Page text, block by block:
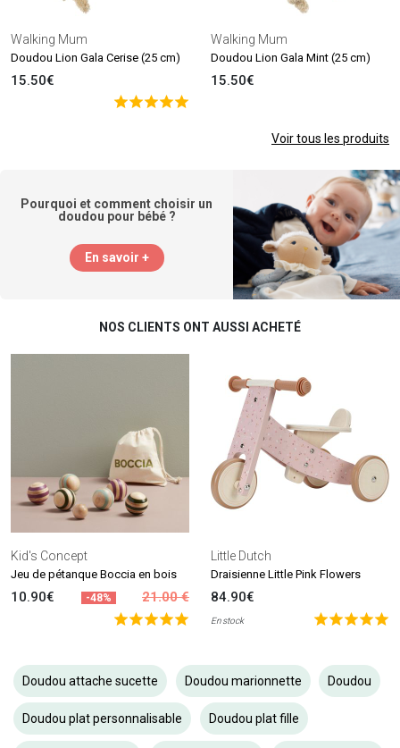
Walking Mum
Doudou Lion Gala Cerise (25 cm)
15.50€
Walking Mum
Doudou Lion Gala Mint (25 cm)
15.50€
Voir tous les produits
Pourquoi et comment choisir un
doudou pour bébé ?
En savoir +
NOS CLIENTS ONT AUSSI ACHETÉ
Kid's Concept
Jeu de pétanque Boccia en bois
10.90€ -48% 21.00 €
Little Dutch
Draisienne Little Pink Flowers
84.90€
En stock
Doudou attache sucette Doudou marionnette Doudou
Doudou plat personnalisable Doudou plat fille